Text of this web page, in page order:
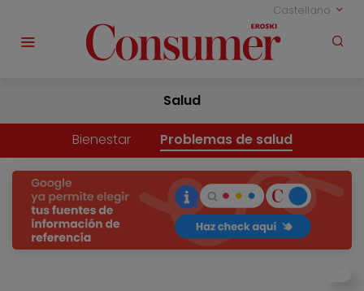
Castellano
Salud
Bienestar Problemas de salud